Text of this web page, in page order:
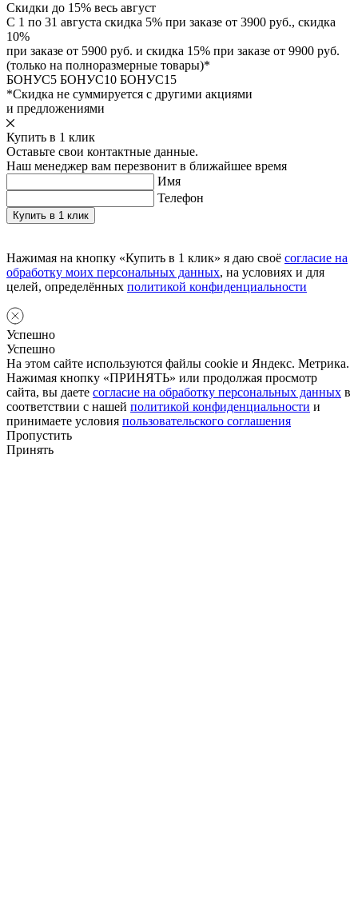
Скидки до 15% весь август
С 1 по 31 августа скидка 5% при заказе от 3900 руб., скидка
10%
при заказе от 5900 руб. и скидка 15% при заказе от 9900 руб.
(только на полноразмерные товары)*
БОНУС5 БОНУС10 БОНУС15
*Скидка не суммируется с другими акциями
и предложениями
Купить в 1 клик
Оставьте свои контактные данные.
Наш менеджер вам перезвонит в ближайшее время
Имя
Телефон
Нажимая на кнопку «Купить в 1 клик» я даю своё согласие на
обработку моих персональных данных, на условиях и для
целей, определённых политикой конфиденциальности
Успешно
Успешно
На этом сайте используются файлы cookie и Яндекс. Метрика.
Нажимая кнопку «ПРИНЯТЬ» или продолжая просмотр
сайта, вы даете согласие на обработку персональных данных в
соответствии с нашей политикой конфиденциальности и
принимаете условия пользовательского соглашения
Пропустить
Принять